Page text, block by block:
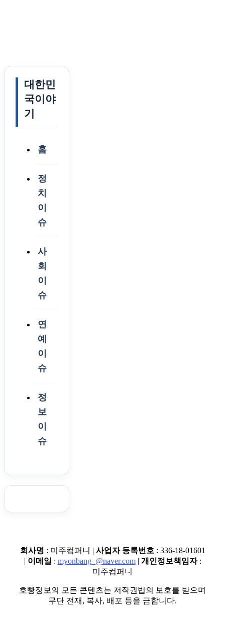
대한민
국이야
기
홈
정
치
이
슈
사
회
이
슈
연
예
이
슈
정
보
이
슈
회사명 : 미주컴퍼니 | 사업자 등록번호 : 336-18-01601
| 이메일 : myonbang_@naver.com| 개인정보책임자:
미주컴퍼니
호빵정보의 모든 콘텐츠는 저작권법의 보호를 받으며
무단 전재, 복사, 배포 등을 금합니다.